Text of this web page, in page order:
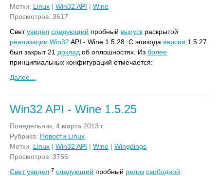
Метки: Linux | Win32 API | Wine
Просмотров: 3617
Светувидел следующий пробный выпуск раскрытой
реализации Win32 API - Wine 1.5.28. С эпизода версии 1.5.27
был закрыт 21 доклад об оплошностях. Из более
принципиальных конфигураций отмечается:
Далее...
Win32 API - Wine 1.5.25
Понедельник, 4 марта 2013 г.
Рубрика: Новости Linux
Метки: Linux | Win32 API | Wine | Wingdings
Просмотров: 3756
Свет увидел 7 следующий пробный релиз свободной